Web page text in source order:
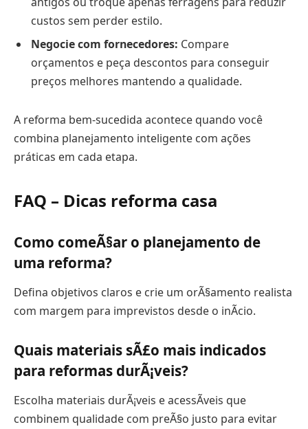
custos sem perder estilo.
Negocie com fornecedores: Compare
orçamentos e peça descontos para conseguir
preços melhores mantendo a qualidade.
A reforma bem-sucedida acontece quando você
combina planejamento inteligente com ações
práticas em cada etapa.
FAQ – Dicas reforma casa
Como comeÃ§ar o planejamento de
uma reforma?
Defina objetivos claros e crie um orÃ§amento realista
com margem para imprevistos desde o inÃ­cio.
Quais materiais sÃ£o mais indicados
para reformas durÃ¡veis?
Escolha materiais durÃ¡veis e acessÃ­veis que
combinem qualidade com preÃ§o justo para evitar